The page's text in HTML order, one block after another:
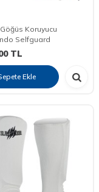
Koruyucu
Selfguard
TL
Ekle